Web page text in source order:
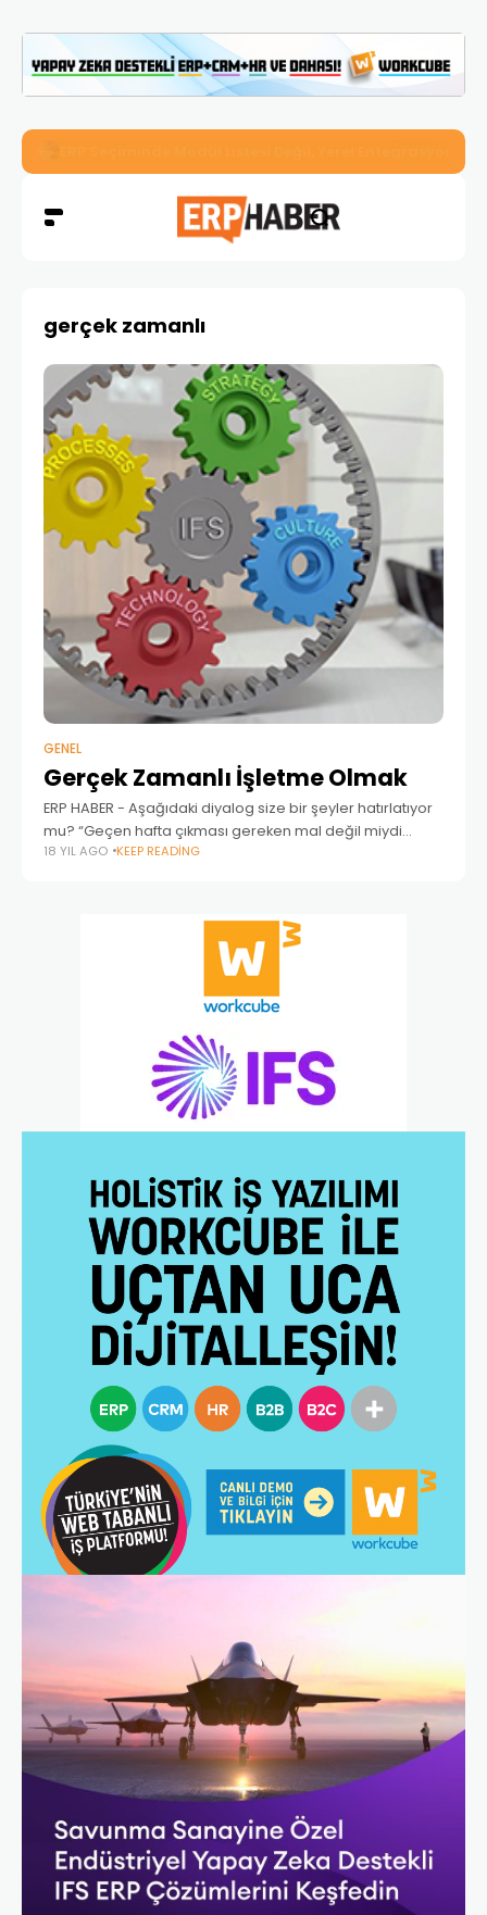
gerçek zamanlı
GENEL
Gerçek Zamanlı İşletme Olmak
ERP HABER - Aşağıdaki diyalog size bir şeyler hatırlatıyor
mu? “Geçen hafta çıkması gereken mal değil miydi
onlar, ne durumda hala çıkmadı mı?” “Kemal bey,
18 YIL AGO KEEP READING